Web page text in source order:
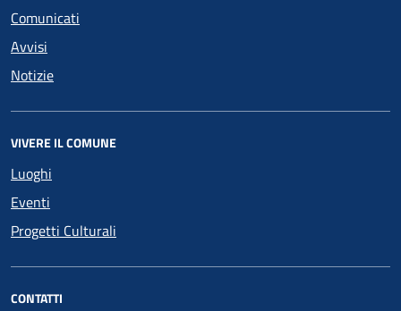
Comunicati
Avvisi
Notizie
VIVERE IL COMUNE
Luoghi
Eventi
Progetti Culturali
CONTATTI